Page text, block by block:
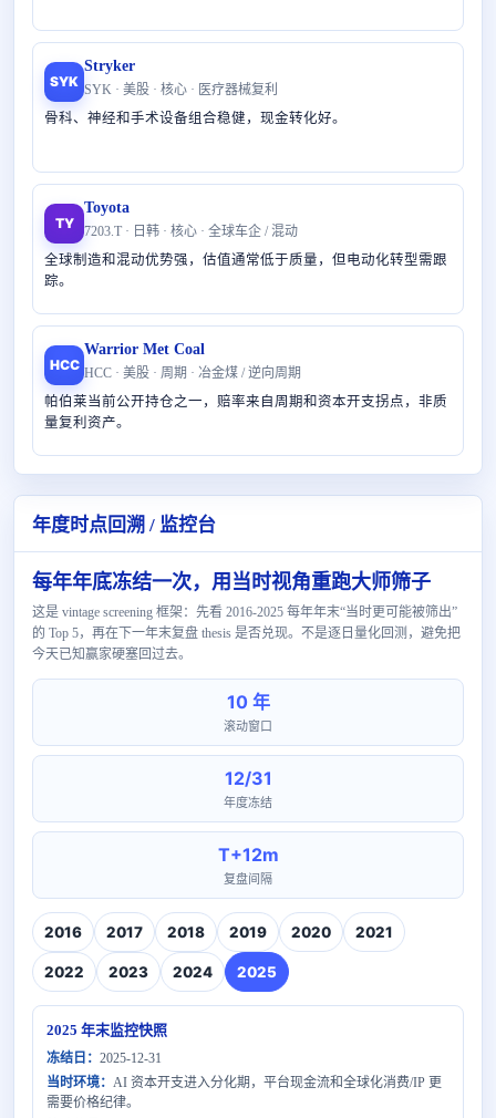
SYK
Stryker
SYK · 美股 · 核心 · 医疗器械复利
骨科、神经和手术设备组合稳健，现金转化好。
TY
Toyota
7203.T · 日韩 · 核心 · 全球车企 / 混动
全球制造和混动优势强，估值通常低于质量，但电动化转型需跟
踪。
HCC
Warrior Met Coal
HCC · 美股 · 周期 · 冶金煤 / 逆向周期
帕伯莱当前公开持仓之一，赔率来自周期和资本开支拐点，非质
量复利资产。
年度时点回溯 / 监控台
每年年底冻结一次，用当时视角重跑大师筛子
这是 vintage screening 框架：先看 2016-2025 每年年末“当时更可能被筛出”
的 Top 5，再在下一年末复盘 thesis 是否兑现。不是逐日量化回测，避免把
今天已知赢家硬塞回过去。
10 年
滚动窗口
12/31
年度冻结
T+12m
复盘间隔
2016 2017 2018 2019 2020 2021
2022 2023 2024 2025
2025 年末监控快照
冻结日： 2025-12-31
当时环境： AI 资本开支进入分化期，平台现金流和全球化消费/IP 更
需要价格纪律。